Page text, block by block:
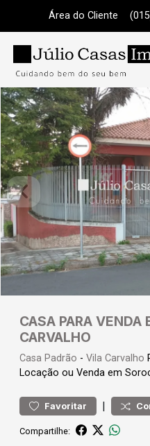
Área do Cliente
CASA PARA VENDA
CARVALHO
Casa Padrão - Vila Carvalho
Locação ou Venda em
Favoritar |
Compartilhe: